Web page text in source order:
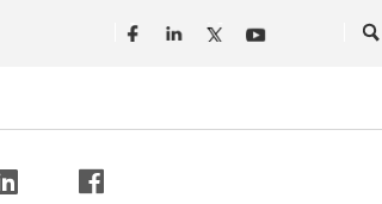
Seguici in rete